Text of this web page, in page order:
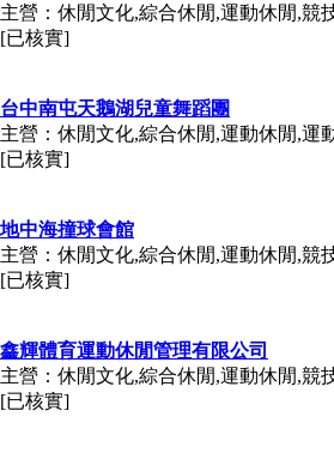
主營：休閒文化,綜合休閒,運動休閒,競
[已核實]
台中南屯天鵝湖兒童舞蹈團
主營：休閒文化,綜合休閒,運動休閒,運
[已核實]
地中海撞球會館
主營：休閒文化,綜合休閒,運動休閒,競
[已核實]
鑫輝體育運動休閒管理有限公司
主營：休閒文化,綜合休閒,運動休閒,競
[已核實]